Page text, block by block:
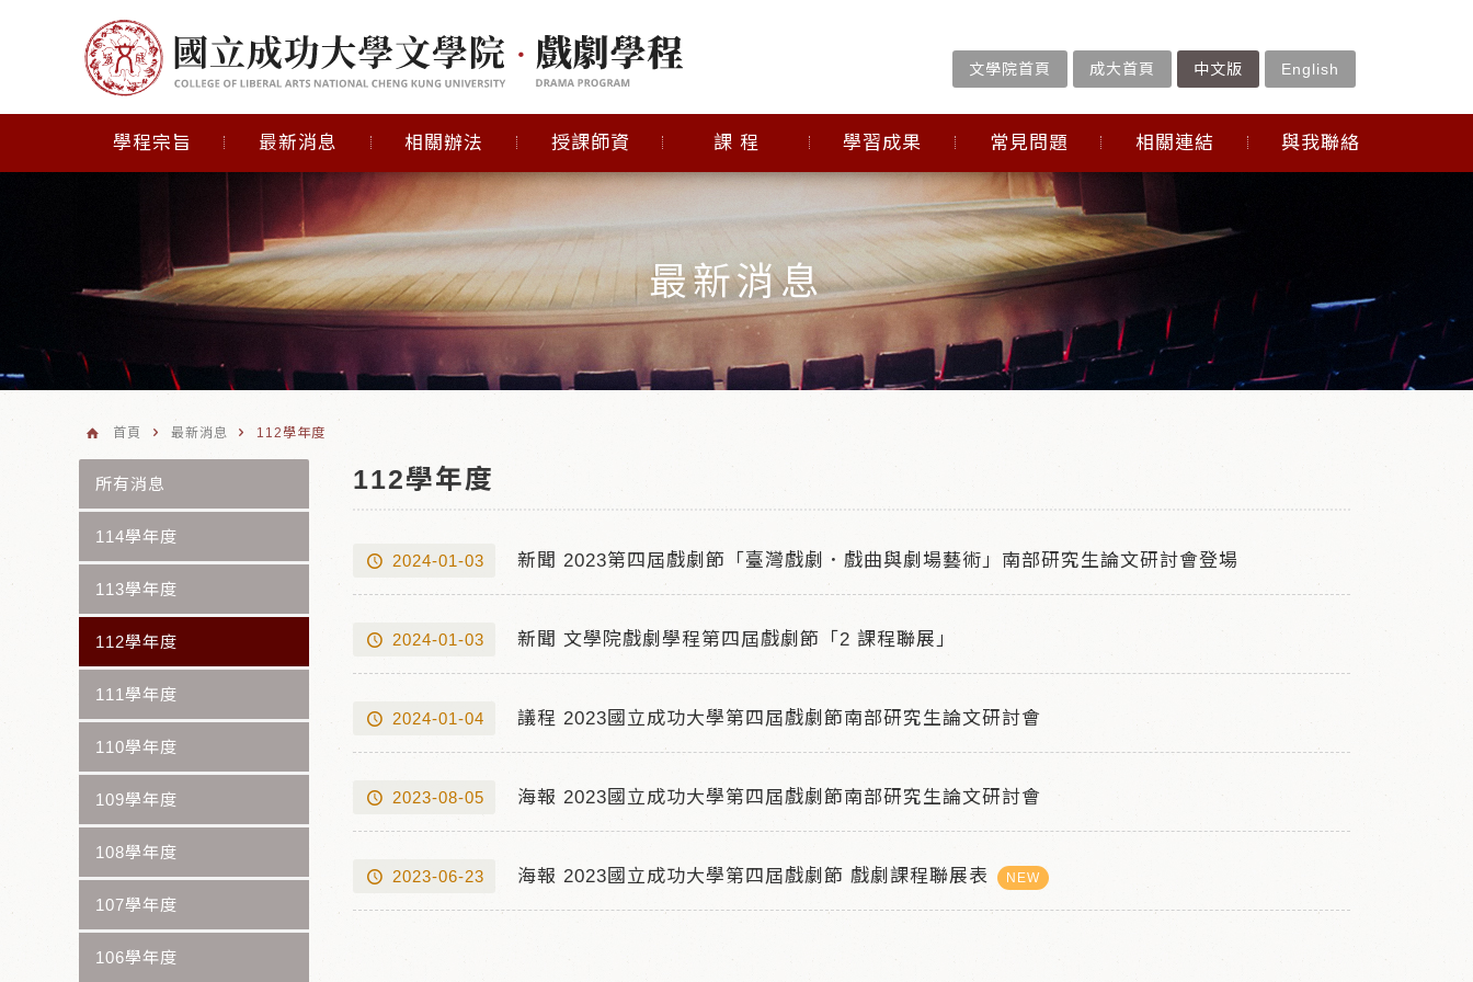
文學院首頁 成大首頁 中文版 English
學程宗旨 最新消息 相關辦法 授課師資 課 程 學習成果 常見問題 相關連結 與我聯絡
最新消息
首頁 最新消息 112學年度
所有消息
114學年度
113學年度
112學年度
111學年度
110學年度
109學年度
108學年度
107學年度
106學年度
112學年度
2024-01-03 新聞 2023第四屆戲劇節「臺灣戲劇．戲曲與劇場藝術」南部研究生論文研討會登場
2024-01-03 新聞 文學院戲劇學程第四屆戲劇節「2 課程聯展」
2024-01-04 議程 2023國立成功大學第四屆戲劇節南部研究生論文研討會
2023-08-05 海報 2023國立成功大學第四屆戲劇節南部研究生論文研討會
2023-06-23 海報 2023國立成功大學第四屆戲劇節 戲劇課程聯展表 NEW